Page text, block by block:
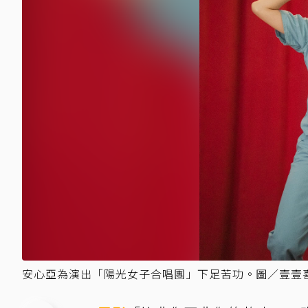
安心亞為演出「陽光女子合唱團」下足苦功。圖／壹壹